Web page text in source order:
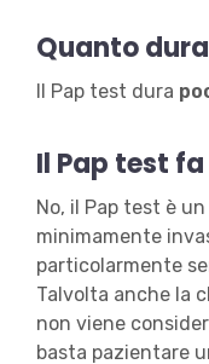
Quanto
Il Pap test dura
Il Pap test
No, il Pap test è
minimamente
particolarmente
Talvolta anche la
non viene
basta pazientare